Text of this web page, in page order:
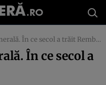
În ce secol a trăit Rembrandt?
În ce secol a